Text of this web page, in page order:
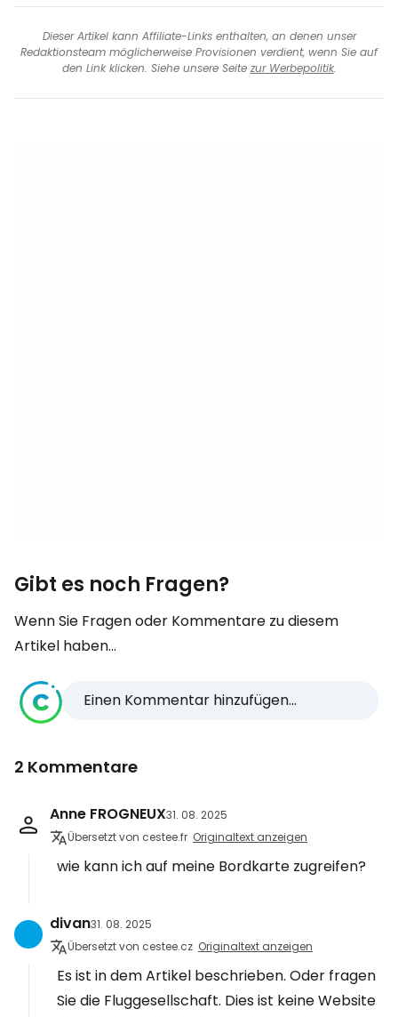
Dieser Artikel kann Affiliate-Links enthalten, an denen unser
Redaktionsteam möglicherweise Provisionen verdient, wenn Sie auf
den Link klicken. Siehe unsere Seite zur Werbepolitik.
Gibt es noch Fragen?
Wenn Sie Fragen oder Kommentare zu diesem
Artikel haben...
Einen Kommentar hinzufügen...
2 Kommentare
Anne FROGNEUX31. 08. 2025
Übersetzt von cestee.fr Originaltext anzeigen
wie kann ich auf meine Bordkarte zugreifen?
divan31. 08. 2025
Übersetzt von cestee.cz Originaltext anzeigen
Es ist in dem Artikel beschrieben. Oder fragen
Sie die Fluggesellschaft. Dies ist keine Website